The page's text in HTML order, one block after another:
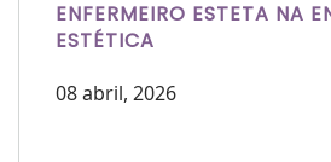
ENFERMEIRO ESTETA NA
ESTÉTICA
08 abril, 2026